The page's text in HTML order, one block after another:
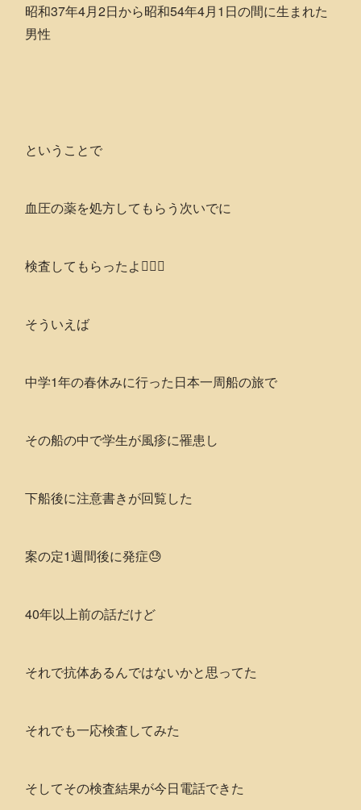
昭和37年4月2日から昭和54年4月1日の間に生まれた
男性
ということで
血圧の薬を処方してもらう次いでに
検査してもらったよ👨🏻‍⚕️
そういえば
中学1年の春休みに行った日本一周船の旅で
その船の中で学生が風疹に罹患し
下船後に注意書きが回覧した
案の定1週間後に発症😓
40年以上前の話だけど
それで抗体あるんではないかと思ってた
それでも一応検査してみた
そしてその検査結果が今日電話できた